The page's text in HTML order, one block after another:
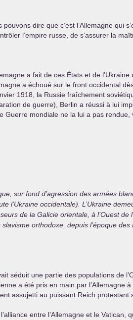
dire que c’est l’Allemagne qui
l’empire russe, de s’assurer la
a fait de ces États et de
a échoué sur le front occidental
1918, la Russie fraîchement
de guerre), Berlin a réussi à lui
Guerre mondiale ne la lui a pas
sur fond d’agression des armées
l’Ukraine occidentale). L’Ukraine
de la Galicie orientale, à l’Ouest
orthodoxe, depuis l’époque
séduit une partie des populations de
a été pris en main par l’Allemagne
assujetti au puissant Reich protestant
entre l’Allemagne et le Vatican,